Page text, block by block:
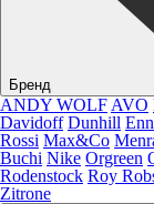
Бренд
ANDY WOLF AVO
Davidoff Dunhill
Rossi Max&Co
Buchi Nike Orgreen
Rodenstock Roy
Zitrone